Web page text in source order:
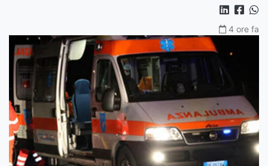
4 ore fa